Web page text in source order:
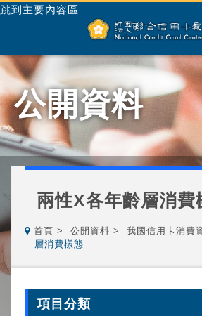
跳到主要內容區
公開資料
兩性X各年齡層消費
首頁 公開資料 我國信用卡消費
層消費樣態
項目分類